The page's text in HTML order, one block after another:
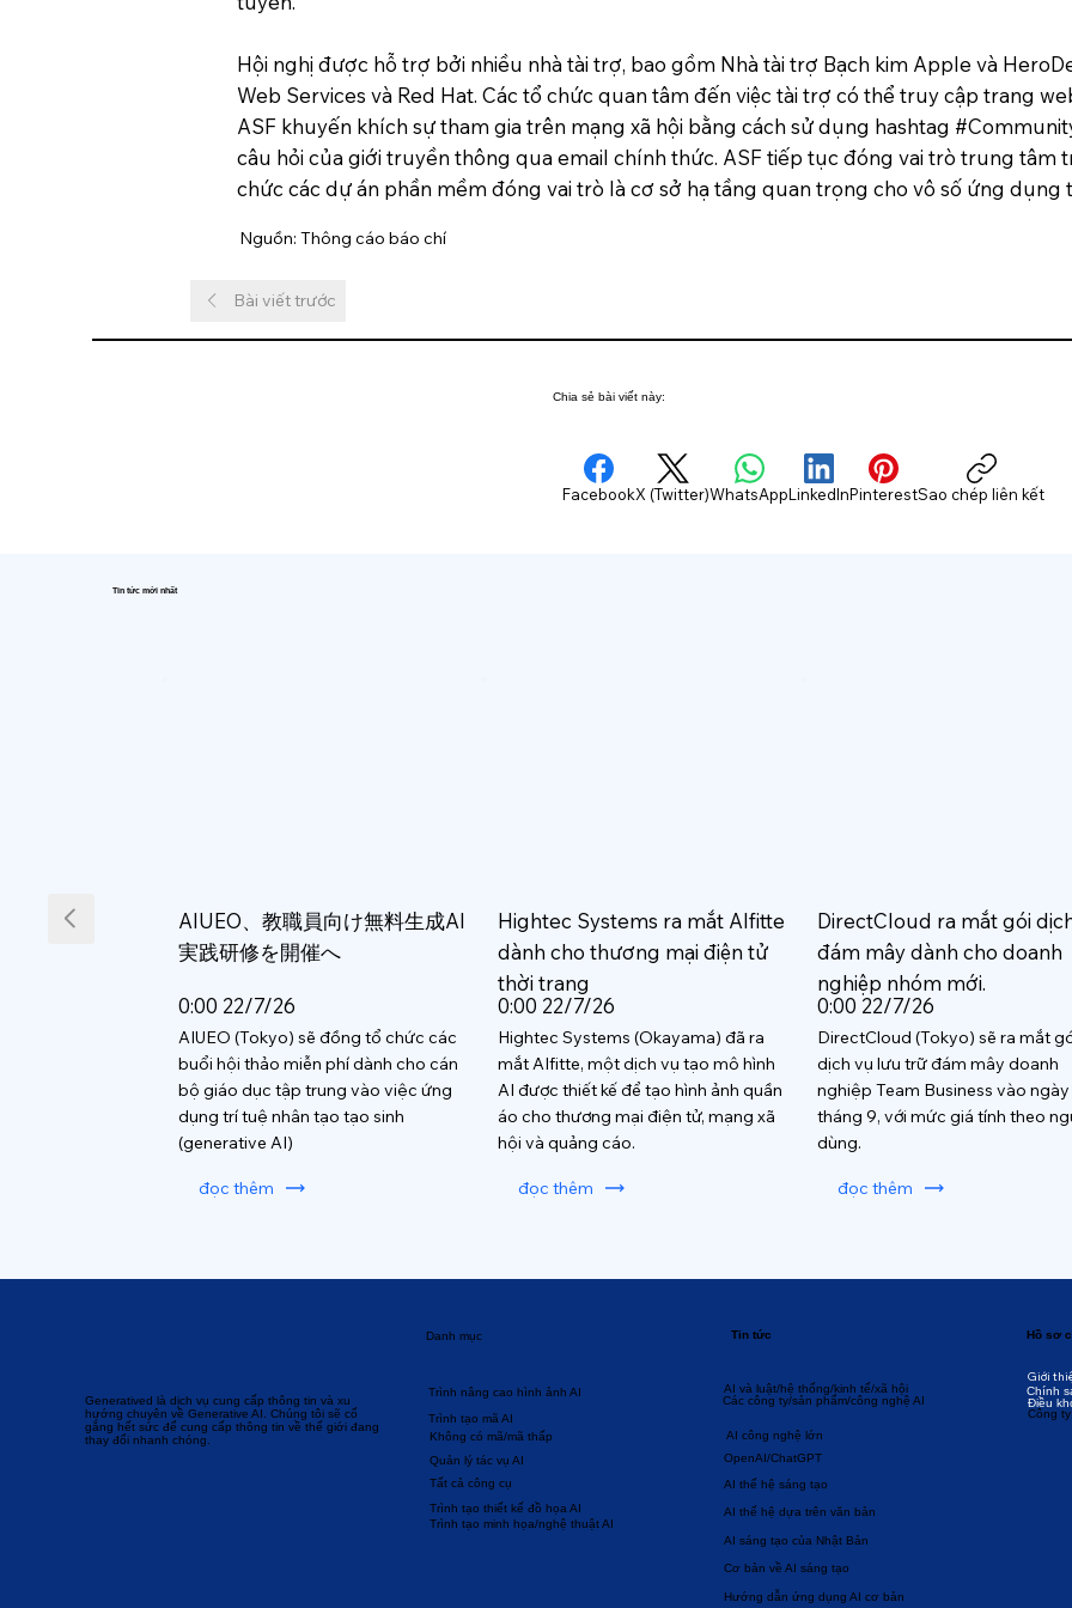
Hội nghị được hỗ trợ bởi nhiều nhà tài trợ, bao gồm Nhà tài trợ Bạch kim Apple và
Web Services và Red Hat. Các tổ chức quan tâm đến việc tài trợ có thể truy cập trang
ASF khuyến khích sự tham gia trên mạng xã hội bằng cách sử dụng hashtag
câu hỏi của giới truyền thông qua email chính thức. ASF tiếp tục đóng vai trò trung tâm
chức các dự án phần mềm đóng vai trò là cơ sở hạ tầng quan trọng cho vô số ứng dụng
Nguồn: Thông cáo báo chí
Bài viết trước
Chia sẻ bài viết này:
FacebookX (Twitter)WhatsAppLinkedInPinterestSao chép liên kết
Tin tức mới nhất
AIUEO、教職員向け無料生成AI
実践研修を開催へ
0:00 22/7/26
AIUEO (Tokyo) sẽ đồng tổ chức các
buổi hội thảo miễn phí dành cho cán
bộ giáo dục tập trung vào việc ứng
dụng trí tuệ nhân tạo tạo sinh
(generative AI)
đọc thêm
Hightec Systems ra mắt AIfitte
dành cho thương mại điện tử
thời trang
0:00 22/7/26
Hightec Systems (Okayama) đã ra
mắt AIfitte, một dịch vụ tạo mô hình
AI được thiết kế để tạo hình ảnh quần
áo cho thương mại điện tử, mạng xã
hội và quảng cáo.
đọc thêm
DirectCloud ra mắt gói
đám mây dành cho doanh
nghiệp nhóm mới.
0:00 22/7/26
DirectCloud (Tokyo) sẽ ra mắt
dịch vụ lưu trữ đám mây doanh
nghiệp Team Business vào ngày
tháng 9, với mức giá tính theo
dùng.
đọc thêm
Danh mục
Trình nâng cao hình ảnh AI
Trình tạo mã AI
Quản lý tác vụ AI
Không có mã/mã thấp
Trình tạo thiết kế đồ họa AI
Trình tạo minh họa/nghệ thuật AI
Tất cả công cụ
Tin tức
AI và luật/hệ thống/kinh tế/xã hội
Các công ty/sản phẩm/công nghệ AI
AI công nghệ lớn
OpenAI/ChatGPT
AI thế hệ sáng tạo
AI thế hệ dựa trên văn bản
AI sáng tạo của Nhật Bản
Cơ bản về AI sáng tạo
Hướng dẫn ứng dụng AI cơ bản
Hồ sơ
Giới
Chính
Điều
Công
Generatived là dịch vụ cung cấp thông tin và xu
hướng chuyên về Generative AI. Chúng tôi sẽ cố
gắng hết sức để cung cấp thông tin về thế giới đang
thay đổi nhanh chóng.